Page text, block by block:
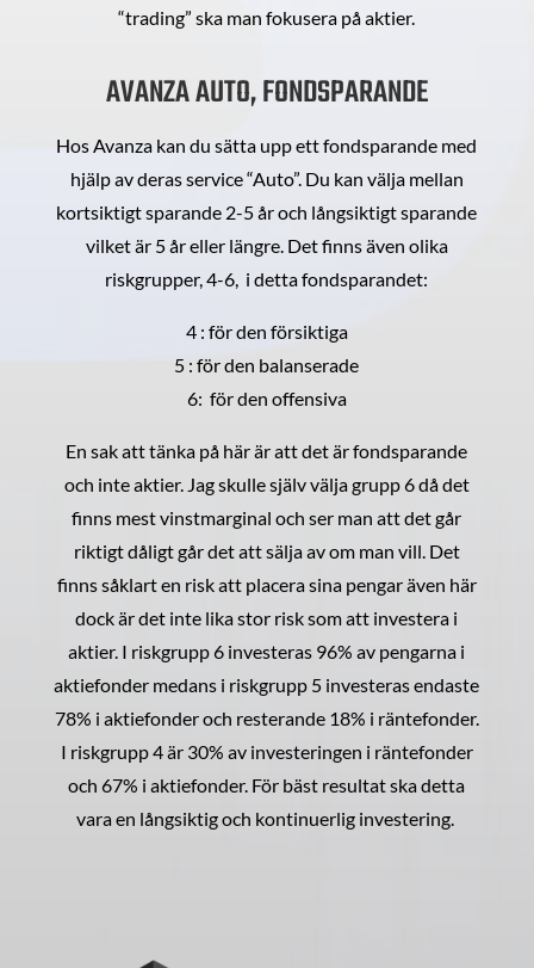
“trading” ska man fokusera på aktier.
AVANZA AUTO, FONDSPARANDE
Hos Avanza kan du sätta upp ett fondsparande med
hjälp av deras service “Auto”. Du kan välja mellan
kortsiktigt sparande 2-5 år och långsiktigt sparande
vilket är 5 år eller längre. Det finns även olika
riskgrupper, 4-6, i detta fondsparandet:
4 : för den försiktiga
5 : för den balanserade
6: för den offensiva
En sak att tänka på här är att det är fondsparande
och inte aktier. Jag skulle själv välja grupp 6 då det
finns mest vinstmarginal och ser man att det går
riktigt dåligt går det att sälja av om man vill. Det
finns såklart en risk att placera sina pengar även här
dock är det inte lika stor risk som att investera i
aktier. I riskgrupp 6 investeras 96% av pengarna i
aktiefonder medans i riskgrupp 5 investeras endaste
78% i aktiefonder och resterande 18% i räntefonder.
I riskgrupp 4 är 30% av investeringen i räntefonder
och 67% i aktiefonder. För bäst resultat ska detta
vara en långsiktig och kontinuerlig investering.